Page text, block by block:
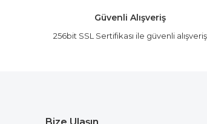
merve tunali | 19/04/2023
Güvenli Alışveriş
256bit SSL Sertifikası ile güvenli alışveriş